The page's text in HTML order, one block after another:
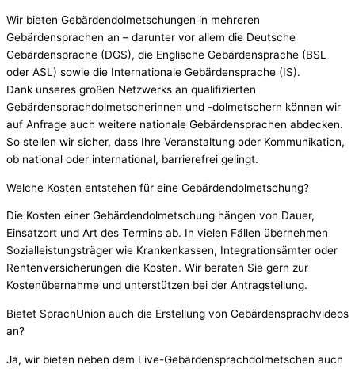
Wir bieten Gebärdendolmetschungen in mehreren
Gebärdensprachen an – darunter vor allem die Deutsche
Gebärdensprache (DGS), die Englische Gebärdensprache (BSL
oder ASL) sowie die Internationale Gebärdensprache (IS).
Dank unseres großen Netzwerks an qualifizierten
Gebärdensprachdolmetscherinnen und -dolmetschern können wir
auf Anfrage auch weitere nationale Gebärdensprachen abdecken.
So stellen wir sicher, dass Ihre Veranstaltung oder Kommunikation,
ob national oder international, barrierefrei gelingt.
Welche Kosten entstehen für eine Gebärdendolmetschung?
Die Kosten einer Gebärdendolmetschung hängen von Dauer,
Einsatzort und Art des Termins ab. In vielen Fällen übernehmen
Sozialleistungsträger wie Krankenkassen, Integrationsämter oder
Rentenversicherungen die Kosten. Wir beraten Sie gern zur
Kostenübernahme und unterstützen bei der Antragstellung.
Bietet SprachUnion auch die Erstellung von Gebärdensprachvideos
an?
Ja, wir bieten neben dem Live-Gebärdensprachdolmetschen auch